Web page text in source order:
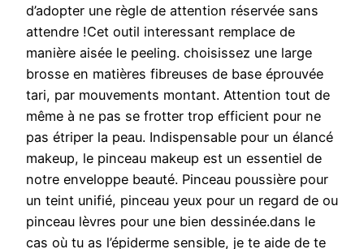
d’adopter une règle de attention réservée sans
attendre !Cet outil interessant remplace de
manière aisée le peeling. choisissez une large
brosse en matières fibreuses de base éprouvée
tari, par mouvements montant. Attention tout de
même à ne pas se frotter trop efficient pour ne
pas étriper la peau. Indispensable pour un élancé
makeup, le pinceau makeup est un essentiel de
notre enveloppe beauté. Pinceau poussière pour
un teint unifié, pinceau yeux pour un regard de ou
pinceau lèvres pour une bien dessinée.dans le
cas où tu as l’épiderme sensible, je te aide de te